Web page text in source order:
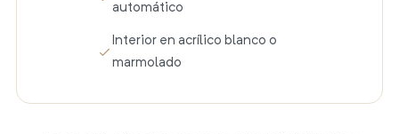
automático
Interior en acrílico blanco o
marmolado